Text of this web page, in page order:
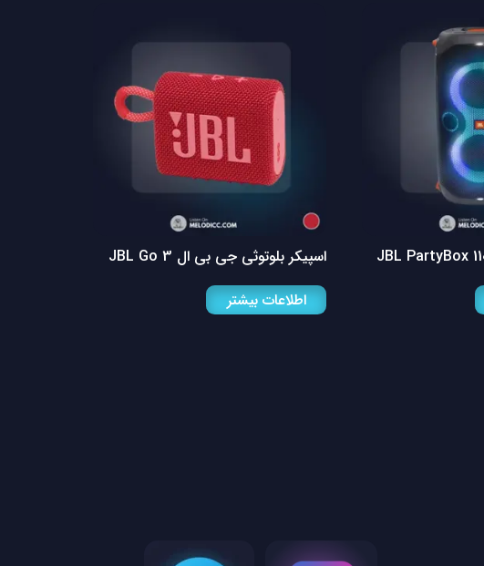
اسپیکر بلوتوثی جی بی ال JBL Go 3
اطلاعات بیشتر